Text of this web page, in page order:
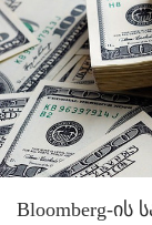
Bloomberg-ის